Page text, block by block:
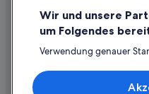
Campingplätze in Soltau
Haustierfreundliche in
Rückerstattungsdauer
Expedia-Gutschein einlösen
Internationale Reisedokumente
Wir und unsere
um Folgendes
Verwendung genauer
Speichern von oder
Endgerät.